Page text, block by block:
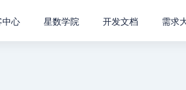
中心 星数学院 开发文档 需求